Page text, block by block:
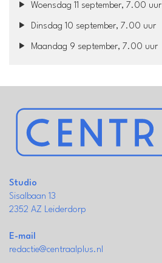
Woensdag 11 september, 7.00 uur
Dinsdag 10 september, 7.00 uur
Maandag 9 september, 7.00 uur
Studio
Sisalbaan 13
2352 AZ Leiderdorp
E-mail
redactie@centraalplus.nl